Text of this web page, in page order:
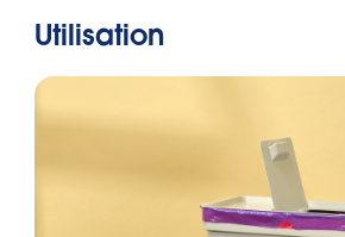
poubelle adapté à
votre poubelle.
Utilisation